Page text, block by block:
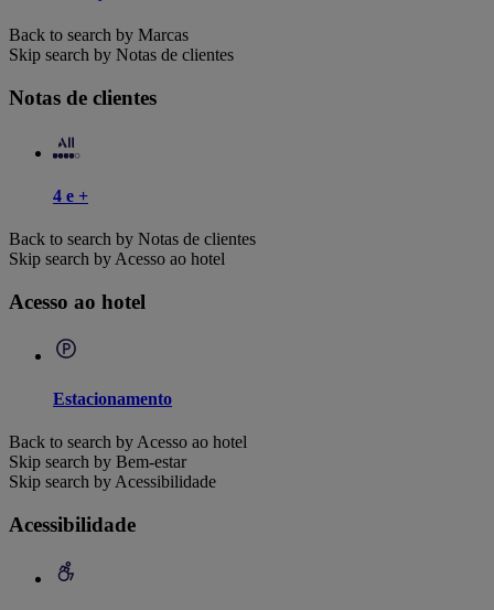
Back to search by Marcas
Skip search by Notas de clientes
Notas de clientes
4 e +
Back to search by Notas de clientes
Skip search by Acesso ao hotel
Acesso ao hotel
Estacionamento
Back to search by Acesso ao hotel
Skip search by Bem-estar
Skip search by Acessibilidade
Acessibilidade